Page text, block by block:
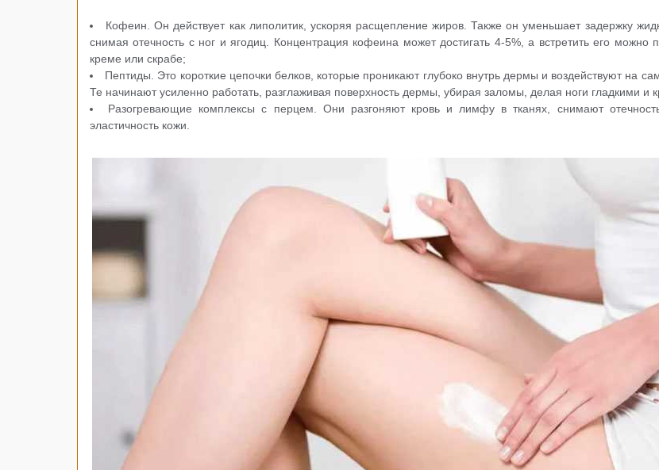
Кофеин. Он действует как липолитик, ускоряя расщепление жиров. Также он уменьшает задержку
снимая отечность с ног и ягодиц. Концентрация кофеина может достигать 4-5%, а встретить его можно
креме или скрабе;
Пептиды. Это короткие цепочки белков, которые проникают глубоко внутрь дермы и воздействуют на
Те начинают усиленно работать, разглаживая поверхность дермы, убирая заломы, делая ноги гладкими и
Разогревающие комплексы с перцем. Они разгоняют кровь и лимфу в тканях, снимают
эластичность кожи.